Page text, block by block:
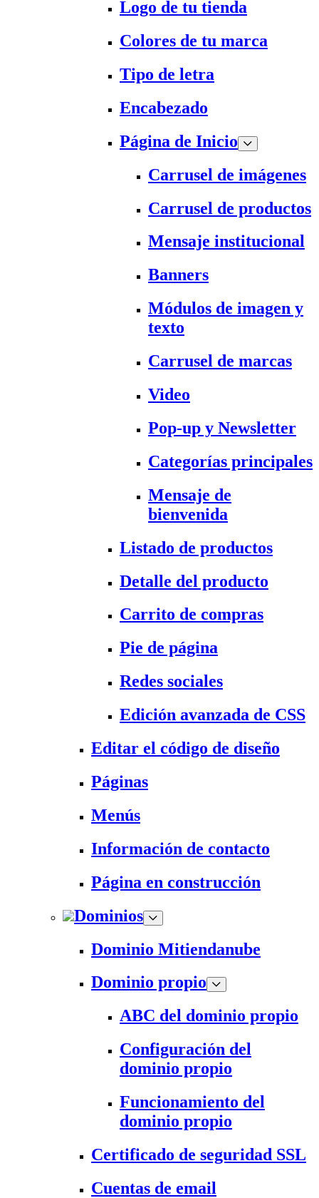
Logo de tu tienda
Colores de tu marca
Tipo de letra
Encabezado
Página de Inicio
Carrusel de imágenes
Carrusel de productos
Mensaje institucional
Banners
Módulos de imagen y
texto
Carrusel de marcas
Video
Pop-up y Newsletter
Categorías principales
Mensaje de
bienvenida
Listado de productos
Detalle del producto
Carrito de compras
Pie de página
Redes sociales
Edición avanzada de CSS
Editar el código de diseño
Páginas
Menús
Información de contacto
Página en construcción
Dominios
Dominio Mitiendanube
Dominio propio
ABC del dominio propio
Configuración del
dominio propio
Funcionamiento del
dominio propio
Certificado de seguridad SSL
Cuentas de email